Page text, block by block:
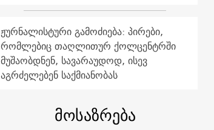
ჟურნალისტური გამოძიება: პირები,
რომლებიც თაღლითურ ქოლცენტრში
მუშაობდნენ, სავარაუდოდ, ისევ
აგრძელებენ საქმიანობას
მოსაზრება